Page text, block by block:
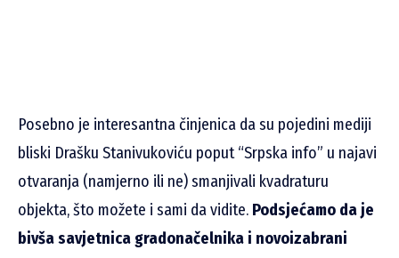
Posebno je interesantna činjenica da su pojedini mediji
bliski Drašku Stanivukoviću poput “Srpska info” u najavi
otvaranja (namjerno ili ne) smanjivali kvadraturu
objekta, što možete i sami da vidite. Podsjećamo da je
bivša savjetnica gradonačelnika i novoizabrani